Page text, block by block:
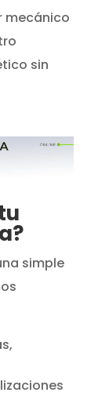
mecánico
sin
simple